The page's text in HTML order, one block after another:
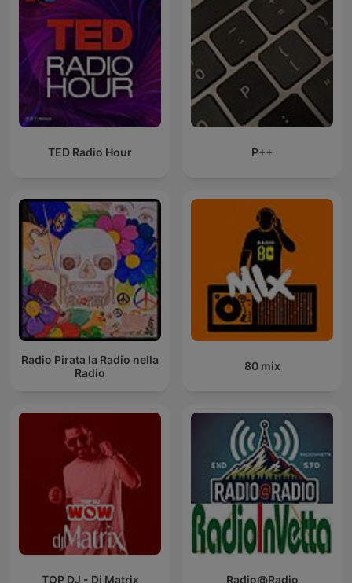
TED Radio Hour P++
Radio Pirata la Radio nella
Radio
80 mix
TOP DJ - Dj Matrix Radio@Radio